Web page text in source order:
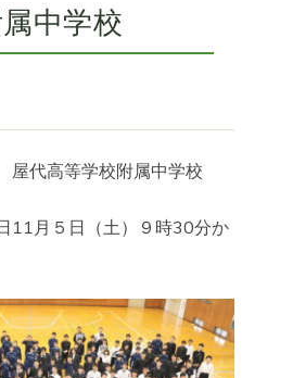
中学校
代高等学校附属中学校
月５日（土）９時30分か